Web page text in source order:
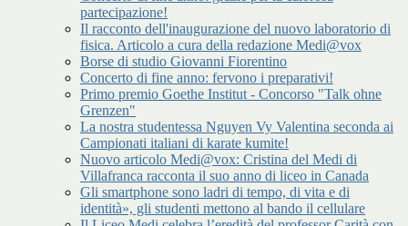
partecipazione!
Il racconto dell'inaugurazione del nuovo laboratorio di
fisica. Articolo a cura della redazione Medi@vox
Borse di studio Giovanni Fiorentino
Concerto di fine anno: fervono i preparativi!
Primo premio Goethe Institut - Concorso "Talk ohne
Grenzen"
La nostra studentessa Nguyen Vy Valentina seconda ai
Campionati italiani di karate kumite!
Nuovo articolo Medi@vox: Cristina del Medi di
Villafranca racconta il suo anno di liceo in Canada
Gli smartphone sono ladri di tempo, di vita e di
identità», gli studenti mettono al bando il cellulare